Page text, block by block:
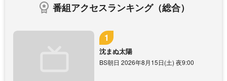
番組アクセスランキング（総合）
沈まぬ太陽
BS朝日 2026年8月15日(土) 夜9:00